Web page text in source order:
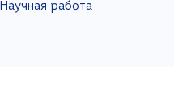
Поиск
Научная работа